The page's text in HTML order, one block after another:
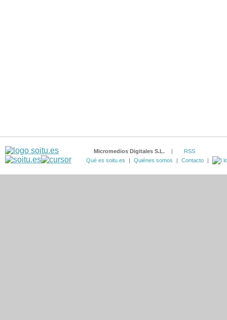
Micromedios Digitales S.L.
RSS
Qué es soitu.es
Quiénes somos Contacto